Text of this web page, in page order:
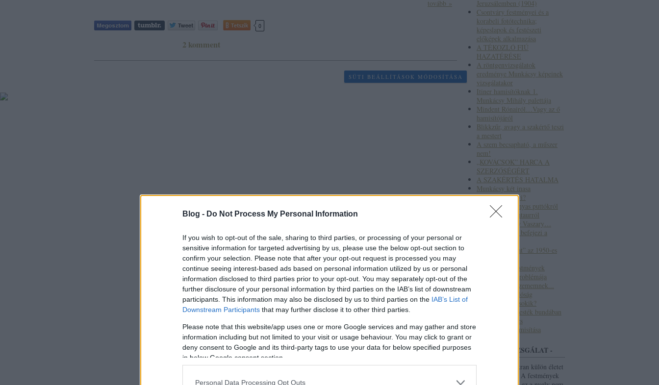
Blog - Do Not Process My Personal Information
If you wish to opt-out of the sale, sharing to third parties, or processing of your personal or
sensitive information for targeted advertising by us, please use the below opt-out section to
confirm your selection. Please note that after your opt-out request is processed you may
continue seeing interest-based ads based on personal information utilized by us or personal
information disclosed to third parties prior to your opt-out. You may separately opt-out of the
further disclosure of your personal information by third parties on the IAB’s list of downstream
participants. This information may also be disclosed by us to third parties on the IAB’s List of
Downstream Participants that may further disclose it to other third parties.
Please note that this website/app uses one or more Google services and may gather and store
information including but not limited to your visit or usage behaviour. You may click to grant or
deny consent to Google and its third-party tags to use your data for below specified purposes
in below Google consent section.
Personal Data Processing Opt Outs
Jeruzsálemben (1904)
Csontváry festményei és a
korabeli fotótechnika;
képeslapok és festészeti
előképek alkalmazása
A TÉKOZLÓ FIÚ
HAZATÉRÉSE
A röntgenvizsgálatok
eredménye Munkácsy képeinek
vizsgálatakor
Itiner hamisítóknak 1.
Munkácsy Mihály palettája
Mindent Rónairól…Vagy az ő
hamisítójáról
Blikkzűr, avagy a szakértő teszi
a mestert
A szem becsapható, a műszer
nem!
„KOVÁCSOK” HARCA A
SZERZŐSÉGÉRT
A SZAKÉRTÉS HATALMA
Munkácsy két inasa
Mennyi az annyi?
Tanmese a szárnyas puttókról
és a kétlábú kentaurról
Már megint egy Vaszary…
Mikor az orvos befejezi a
“Eredeti másolat” az 1950-es
A Munkácsy festmények
sötétedésének problémája
Nem hittem a szememnek...
Átcímkézett valóság
Csókok vagy Csokik?
Csontváry olajfesték bundában
Kincs, ami nincs
Hamisítások hamisítása
- FESTMÉNYVIZSGÁLAT -
A festmények gyakran külön életet
élnek alkotójuktól. A festmények
tovább »
Tetszik 0
2 komment
SÜTI BEÁLLÍTÁSOK MÓDOSÍTÁSA